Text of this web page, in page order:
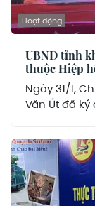
Hoạt động
UBND tỉnh
thuộc Hiệp
Ngày 31/1,
Văn Út đã